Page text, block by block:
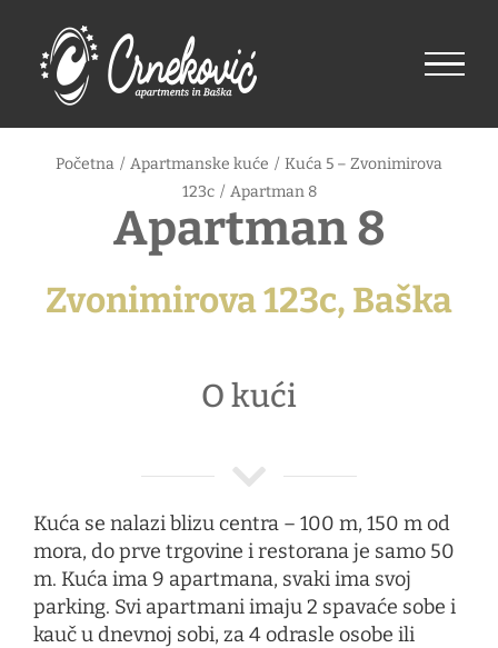
content
Početna / Apartmanske kuće / Kuća 5 – Zvonimirova
123c / Apartman 8
Apartman 8
Zvonimirova 123c, Baška
O kući
Kuća se nalazi blizu centra – 100 m, 150 m od
mora, do prve trgovine i restorana je samo 50
m. Kuća ima 9 apartmana, svaki ima svoj
parking. Svi apartmani imaju 2 spavaće sobe i
kauč u dnevnoj sobi, za 4 odrasle osobe ili